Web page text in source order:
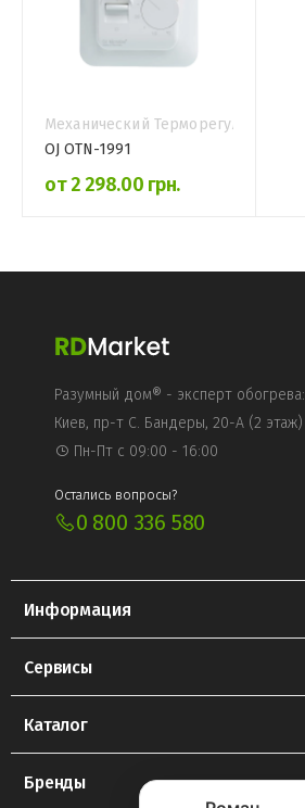
Механический Терморегулятор
OJ OTN-1991
от 2 298.00 грн.
Разумный дом® - эксперт обогрева:
Киев, пр-т С. Бандеры, 20-А (2 этаж)
Пн-Пт с 09:00 - 16:00
Остались вопросы?
0 800 336 580
Информация
Сервисы
Каталог
Бренды